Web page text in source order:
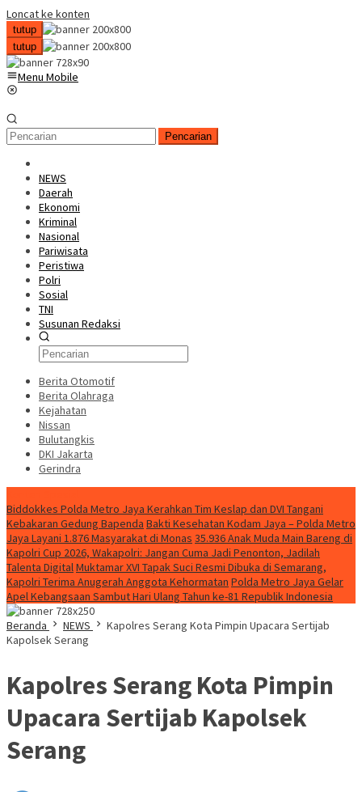
Loncat ke konten
tutup
tutup
Menu Mobile
Pencarian
NEWS
Daerah
Ekonomi
Kriminal
Nasional
Pariwisata
Peristiwa
Polri
Sosial
TNI
Susunan Redaksi
Berita Otomotif
Berita Olahraga
Kejahatan
Nissan
Bulutangkis
DKI Jakarta
Gerindra
Biddokkes Polda Metro Jaya Kerahkan Tim Keslap dan DVI Tangani
Kebakaran Gedung Bapenda Bakti Kesehatan Kodam Jaya – Polda Metro
Jaya Layani 1.876 Masyarakat di Monas 35.936 Anak Muda Main Bareng di
Kapolri Cup 2026, Wakapolri: Jangan Cuma Jadi Penonton, Jadilah
Talenta DigitalMuktamar XVI Tapak Suci Resmi Dibuka di Semarang,
Kapolri Terima Anugerah Anggota Kehormatan Polda Metro Jaya Gelar
Apel Kebangsaan Sambut Hari Ulang Tahun ke-81 Republik Indonesia
Beranda
NEWS
Kapolres Serang Kota Pimpin Upacara Sertijab
Kapolsek Serang
Kapolres Serang Kota Pimpin
Upacara Sertijab Kapolsek
Serang